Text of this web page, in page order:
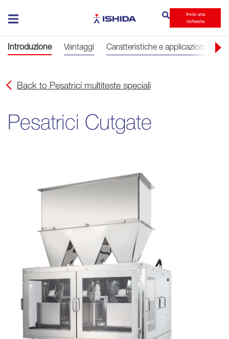
Invia una
richiesta
Pesatrici Cutgate
Back to Pesatrici multiteste speciali
Introduzione Vantaggi Caratteristiche e applicazioni